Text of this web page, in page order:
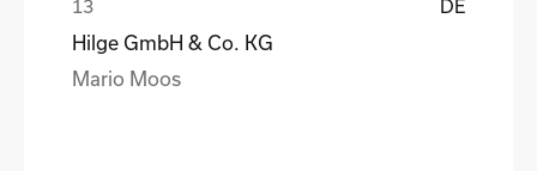
DE
Hilge GmbH & Co. KG
Mario Moos